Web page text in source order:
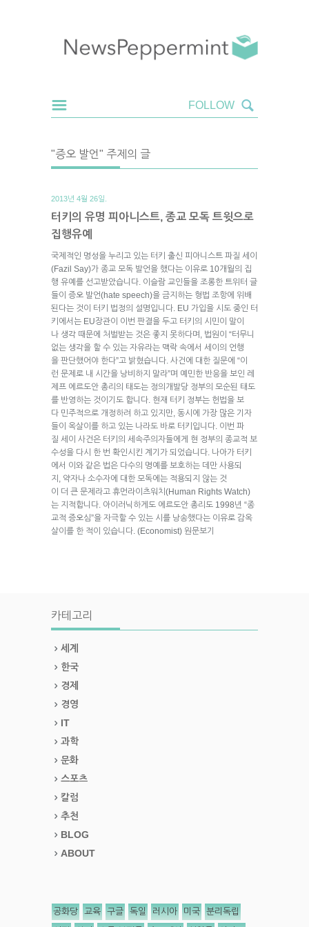
"증오 발언" 주제의 글
2013년 4월 26일.
터키의 유명 피아니스트, 종교 모독 트윗으로
집행유예
국제적인 명성을 누리고 있는 터키 출신 피아니스트 파질 세이
(Fazil Say)가 종교 모독 발언을 했다는 이유로 10개월의 집
행 유예를 선고받았습니다. 이슬람 교인들을 조롱한 트위터 글
들이 증오 발언(hate speech)을 금지하는 형법 조항에 위배
된다는 것이 터키 법정의 설명입니다. EU 가입을 시도 중인 터
키에서는 EU장관이 이번 판결을 두고 터키의 시민이 말이
나 생각 때문에 처벌받는 것은 좋지 못하다며, 법원이 “터무니
없는 생각을 할 수 있는 자유라는 맥락 속에서 세이의 언행
을 판단했어야 한다”고 밝혔습니다. 사건에 대한 질문에 “이
런 문제로 내 시간을 낭비하지 말라”며 예민한 반응을 보인 레
제프 에르도안 총리의 태도는 정의개발당 정부의 모순된 태도
를 반영하는 것이기도 합니다. 현재 터키 정부는 헌법을 보
다 민주적으로 개정하려 하고 있지만, 동시에 가장 많은 기자
들이 옥살이를 하고 있는 나라도 바로 터키입니다. 이번 파
질 세이 사건은 터키의 세속주의자들에게 현 정부의 종교적 보
수성을 다시 한 번 확인시킨 계기가 되었습니다. 나아가 터키
에서 이와 같은 법은 다수의 명예를 보호하는 데만 사용되
지, 약자나 소수자에 대한 모독에는 적용되지 않는 것
이 더 큰 문제라고 휴먼라이츠워치(Human Rights Watch)
는 지적합니다. 아이러닉하게도 에르도안 총리도 1998년 “종
교적 증오심”을 자극할 수 있는 시를 낭송했다는 이유로 감옥
살이를 한 적이 있습니다. (Economist) 원문보기
카테고리
세계
한국
경제
경영
IT
과학
문화
스포츠
칼럼
추천
BLOG
ABOUT
공화당 교육 구글 독일 러시아 미국 분리독립